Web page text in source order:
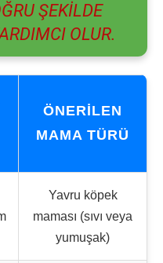
ŞEKILDE
OLUR.
ÖNERILEN
MAMA TÜRÜ
Yavru köpek
maması (sıvı veya
yumuşak)